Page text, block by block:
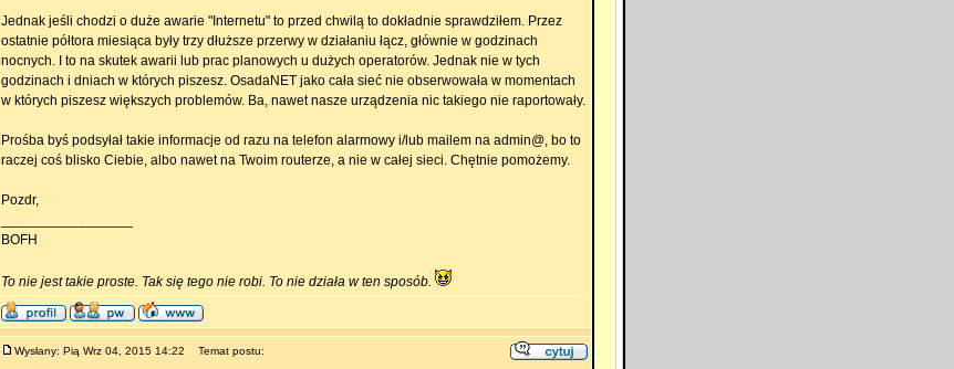
Jednak jeśli chodzi o duże awarie "Internetu" to przed chwilą to dokładnie sprawdziłem. Przez
ostatnie półtora miesiąca były trzy dłuższe przerwy w działaniu łącz, głównie w godzinach
nocnych. I to na skutek awarii lub prac planowych u dużych operatorów. Jednak nie w tych
godzinach i dniach w których piszesz. OsadaNET jako cała sieć nie obserwowała w momentach
w których piszesz większych problemów. Ba, nawet nasze urządzenia nic takiego nie raportowały.
Prośba byś podsyłał takie informacje od razu na telefon alarmowy i/lub mailem na admin@, bo to
raczej coś blisko Ciebie, albo nawet na Twoim routerze, a nie w całej sieci. Chętnie pomożemy.
Pozdr,
BOFH
To nie jest takie proste. Tak się tego nie robi. To nie działa w ten sposób.
Wysłany: Pią Wrz 04, 2015 14:22 Temat postu: